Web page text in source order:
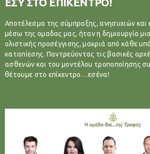
Αποτέλεσμα της σύμπραξης, ανησυχιών και
μέσω της ομαδας μας, ήταν η δημιουργία
ολιστικής προσέγγισης, μακριά από κάθε
καταπίεσης. Παντρεύοντας τις βασικές
ασθενών και του μοντέλου τροποποίησης
θέτουμε στο επίκεντρο…εσένα!